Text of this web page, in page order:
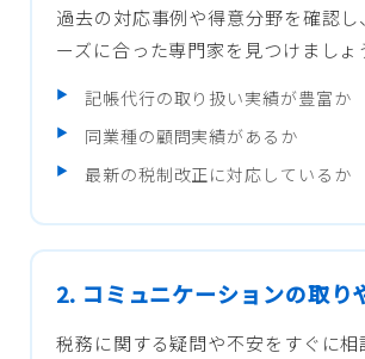
過去の対応事例や得意分野を確認し
ーズに合った専門家を見つけましょ
記帳代行の取り扱い実績が豊富か
同業種の顧問実績があるか
最新の税制改正に対応しているか
2. コミュニケーションの取り
税務に関する疑問や不安をすぐに相